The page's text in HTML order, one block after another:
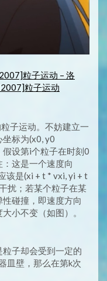
粒子运动 – 洛
粒子运动
子运动。不妨建立一
标为(x0, y0
设第i个粒子在时刻0
这是一个速度向
该是(xi + t * vxi, yi + t
扰；若某个粒子在某
碰撞，即速度方向
小不变（如图）。
子却会受到一定的
皿壁，那么在第k次